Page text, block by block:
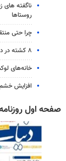
ناگفته
روستاها
چرا حتی
۸ کشته در دو تصادف شب گذشته
خانه‌های
افزایش خشم
صفحه اول